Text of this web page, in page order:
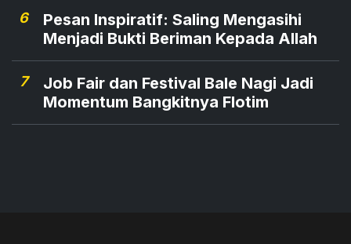
6
Pesan Inspiratif: Saling Mengasihi
Menjadi Bukti Beriman Kepada Allah
7
Job Fair dan Festival Bale Nagi Jadi
Momentum Bangkitnya Flotim